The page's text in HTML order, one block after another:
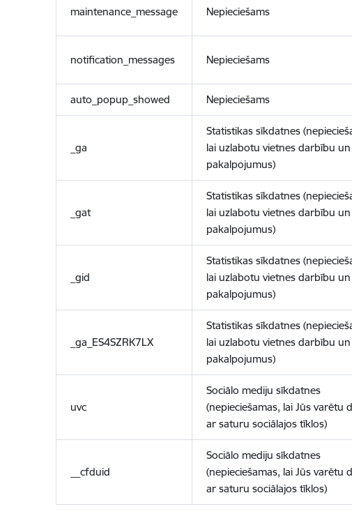
maintenance_message Nepieciešams
notification_messages Nepieciešams
auto_popup_showed Nepieciešams
_ga
Statistikas sīkdatnes
lai uzlabotu vietnes darbību un
pakalpojumus)
_gat
Statistikas sīkdatnes
lai uzlabotu vietnes darbību un
pakalpojumus)
_gid
Statistikas sīkdatnes
lai uzlabotu vietnes darbību un
pakalpojumus)
_ga_ES4SZRK7LX
Statistikas sīkdatnes
lai uzlabotu vietnes darbību un
pakalpojumus)
uvc
Sociālo mediju sīkdatnes
(nepieciešamas, lai Jūs varētu
ar saturu sociālajos tīklos)
__cfduid
Sociālo mediju sīkdatnes
(nepieciešamas, lai Jūs varētu
ar saturu sociālajos tīklos)